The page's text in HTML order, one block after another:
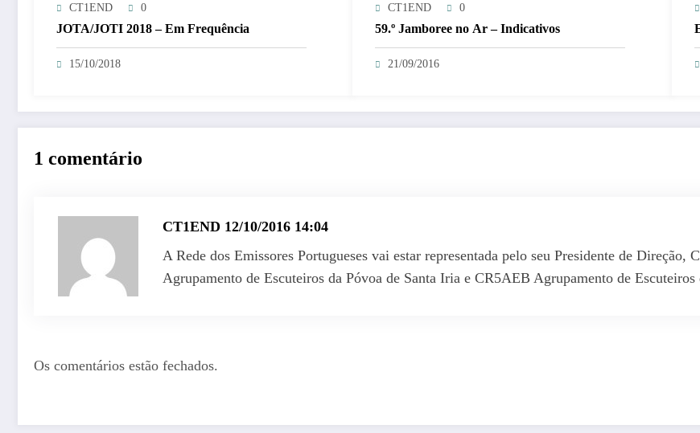
CT1END 0
JOTA/JOTI 2018 – Em Frequência
15/10/2018
CT1END 0
59.º Jamboree no Ar – Indicativos
21/09/2016
1 comentário
CT1END 12/10/2016 14:04
A Rede dos Emissores Portugueses vai estar representada pelo seu Presidente de
Agrupamento de Escuteiros da Póvoa de Santa Iria e CR5AEB Agrupamento de Escuteiros
Os comentários estão fechados.